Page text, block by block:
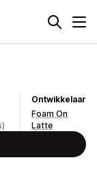
Ontwikkelaar
Foam On
Latte